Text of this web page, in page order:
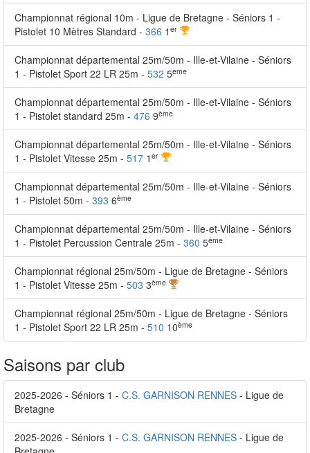
Championnat régional 10m - Ligue de Bretagne - Séniors 1 -
Pistolet 10 Mètres Standard - 366 1 er
Championnat départemental 25m/50m - Ille-et-Vilaine - Séniors
1 - Pistolet Sport 22 LR 25m - 532 5ème
Championnat départemental 25m/50m - Ille-et-Vilaine - Séniors
1 - Pistolet standard 25m - 476 9ème
Championnat départemental 25m/50m - Ille-et-Vilaine - Séniors
1 - Pistolet Vitesse 25m - 517 1 er
Championnat départemental 25m/50m - Ille-et-Vilaine - Séniors
1 - Pistolet 50m - 393 6ème
Championnat départemental 25m/50m - Ille-et-Vilaine - Séniors
1 - Pistolet Percussion Centrale 25m - 360 5ème
Championnat régional 25m/50m - Ligue de Bretagne - Séniors
1 - Pistolet Vitesse 25m - 503 3ème
Championnat régional 25m/50m - Ligue de Bretagne - Séniors
1 - Pistolet Sport 22 LR 25m - 510 10ème
Saisons par club
2025-2026 - Séniors 1 - C.S. GARNISON RENNES - Ligue de
Bretagne
2025-2026 - Séniors 1 - C.S. GARNISON RENNES - Ligue de